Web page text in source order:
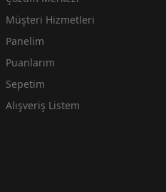
Müşteri Hizmetleri
Panelim
Puanlarım
Sepetim
Alışveriş Listem